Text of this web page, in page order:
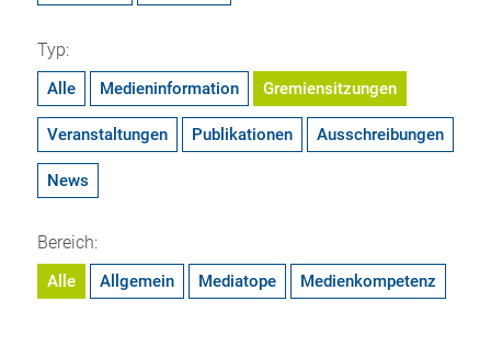
Typ:
Alle Medieninformation Gremiensitzungen
Veranstaltungen Publikationen Ausschreibungen
News
Bereich:
Alle Allgemein Mediatope Medienkompetenz